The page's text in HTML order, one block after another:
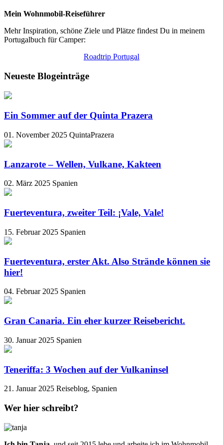
Mein Wohnmobil-Reiseführer
Mehr Inspiration, schöne Ziele und Plätze findest Du in meinem
Portugalbuch für Camper:
Roadtrip Portugal
Neueste Blogeinträge
Ein Sommer auf der Quinta Prazera
01. November 2025 QuintaPrazera
Lanzarote – Wellen, Vulkane, Kakteen
02. März 2025 Spanien
Fuerteventura, zweiter Teil: ¡Vale, Vale!
15. Februar 2025 Spanien
Fuerteventura, erster Akt. Also Strände können sie
hier!
04. Februar 2025 Spanien
Gran Canaria. Ein eher kurzer Reisebericht.
30. Januar 2025 Spanien
Teneriffa: 3 Wochen auf der Vulkaninsel
21. Januar 2025 Reiseblog, Spanien
Wer hier schreibt?